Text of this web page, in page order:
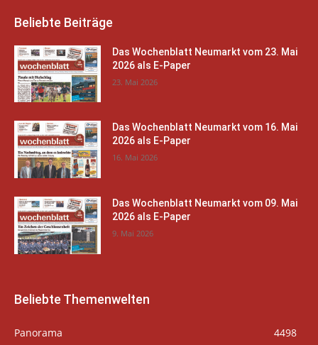
Beliebte Beiträge
Das Wochenblatt Neumarkt vom 23. Mai
2026 als E-Paper
23. Mai 2026
Das Wochenblatt Neumarkt vom 16. Mai
2026 als E-Paper
16. Mai 2026
Das Wochenblatt Neumarkt vom 09. Mai
2026 als E-Paper
9. Mai 2026
Beliebte Themenwelten
Panorama
4498